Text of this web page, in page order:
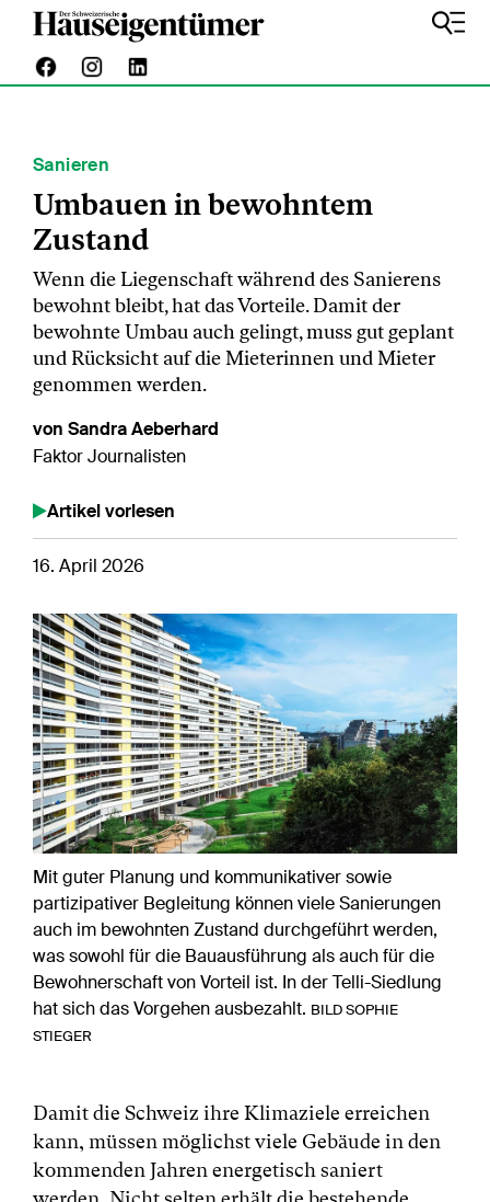
Sanieren
Umbauen in bewohntem
Zustand
Wenn die Liegenschaft während des Sanierens
bewohnt bleibt, hat das Vorteile. Damit der
bewohnte Umbau auch gelingt, muss gut geplant
und Rücksicht auf die Mieterinnen und Mieter
genommen werden.
von Sandra Aeberhard
Faktor Journalisten
Artikel vorlesen
16. April 2026
Mit guter Planung und kommunikativer sowie
partizipativer Begleitung können viele Sanierungen
auch im bewohnten Zustand durchgeführt werden,
was sowohl für die Bauausführung als auch für die
Bewohnerschaft von Vorteil ist. In der Telli-Siedlung
hat sich das Vorgehen ausbezahlt. BILD SOPHIE
STIEGER
Damit die Schweiz ihre Klimaziele erreichen
kann, müssen möglichst viele Gebäude in den
kommenden Jahren energetisch saniert